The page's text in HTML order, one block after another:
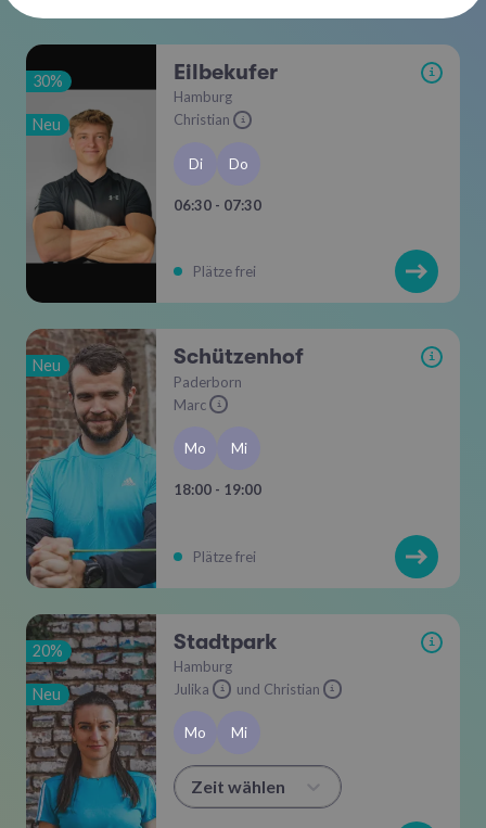
30%
Neu
Eilbekufer i
Hamburg
Christian
i
Di Do
06:30 - 07:30
Plätze frei
Neu Schützenhof i
Paderborn
Marc
i
Mo Mi
18:00 - 19:00
Plätze frei
20%
Neu
Stadtpark i
Hamburg
Julika
i und Christian i
Mo Mi
Zeit wählen